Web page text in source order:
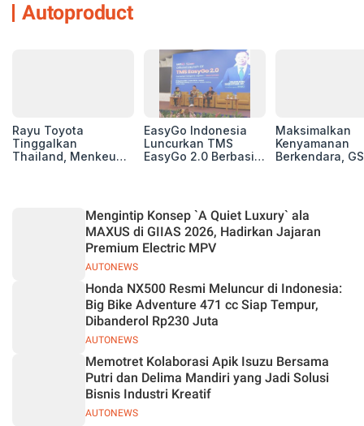
Autoproduct
Rayu Toyota
Tinggalkan
Thailand, Menkeu
Basis Produksi
EasyGo Indonesia
Luncurkan TMS
EasyGo 2.0 Berbasis
Maksimalkan
Kenyamanan
Berkendara,
2026
AUTONEWS
Mengintip Konsep `A Quiet Luxury` ala
MAXUS di GIIAS 2026, Hadirkan Jajaran
Premium Electric MPV
AUTONEWS
Honda NX500 Resmi Meluncur di Indonesia:
Big Bike Adventure 471 cc Siap Tempur,
Dibanderol Rp230 Juta
AUTONEWS
Memotret Kolaborasi Apik Isuzu Bersama
Putri dan Delima Mandiri yang Jadi Solusi
Bisnis Industri Kreatif